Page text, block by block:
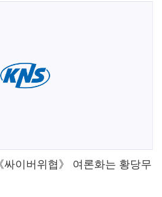
싸이버위협》 여론화는 황당무